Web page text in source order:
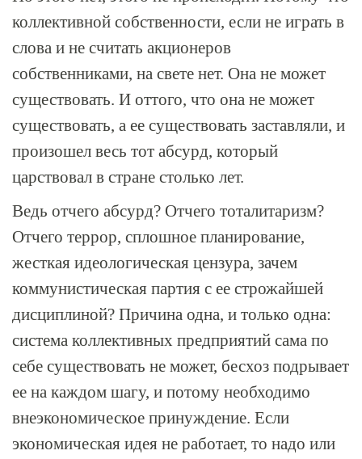
коллективной собственности, если не играть в
слова и не считать акционеров
собственниками, на свете нет. Она не может
существовать. И оттого, что она не может
существовать, а ее существовать заставляли, и
произошел весь тот абсурд, который
царствовал в стране столько лет.
Ведь отчего абсурд? Отчего тоталитаризм?
Отчего террор, сплошное планирование,
жесткая идеологическая цензура, зачем
коммунистическая партия с ее строжайшей
дисциплиной? Причина одна, и только одна:
система коллективных предприятий сама по
себе существовать не может, бесхоз подрывает
ее на каждом шагу, и потому необходимо
внеэкономическое принуждение. Если
экономическая идея не работает, то надо или